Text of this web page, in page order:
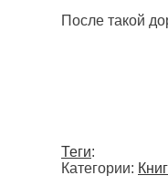
После такой
Теги:
Категории: